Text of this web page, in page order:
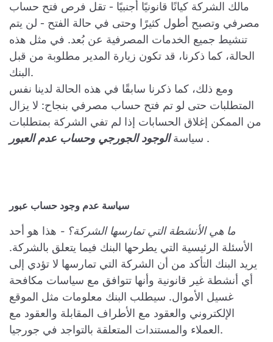
مالك الشركة كيانًا قانونيًا أجنبيًا - تقل فرص فتح حساب
مصرفي وتصبح أطول كثيرًا وحتى في حالة الفتح - لن يتم
تنشيط جميع الخدمات المصرفية عن بُعد. في مثل هذه
الحالة، كما ذكرنا، قد تكون زيارة المدير مطلوبة من قبل
البنك.
ومع ذلك، كما ذكرنا سابقًا في هذه الحالة لدينا نفس
المتطلبات حتى لو تم فتح حساب مصرفي بنجاح: لا يزال
من الممكن إغلاق الحسابات إذا لم تفي الشركة بمتطلبات
سياسةالوجود الجورجي وحساب عدم العبور .
سياسة عدم وجود حساب عبور
ما هي الأنشطة التي تمارسها الشركة؟ - هذا هو أحد
الأسئلة الرئيسية التي يطرحها البنك فيما يتعلق بالشركة.
يريد البنك التأكد من أن الشركة التي تمارسها لا تؤدي إلى
أي أنشطة غير قانونية وأنها تتوافق مع سياسات مكافحة
غسيل الأموال. سيطلب البنك معلومات مثل الموقع
الإلكتروني والعقود مع الأطراف المقابلة والعقود مع
العملاء والمستندات المتعلقة بالتواجد في جورجيا.